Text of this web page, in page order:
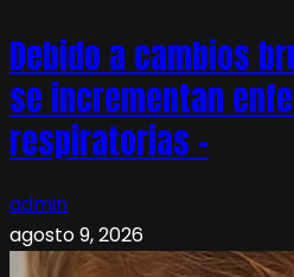
Debido a cambios
se incrementan
respiratorias –
admin
agosto 9, 2026